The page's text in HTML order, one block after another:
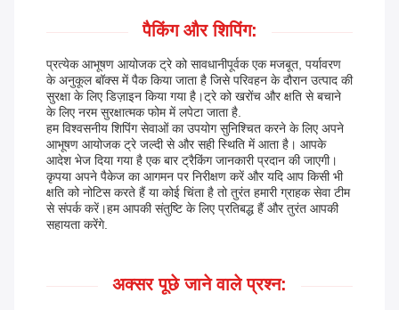
पैकिंग और शिपिंग:
प्रत्येक आभूषण आयोजक ट्रे को सावधानीपूर्वक एक मजबूत, पर्यावरण
के अनुकूल बॉक्स में पैक किया जाता है जिसे परिवहन के दौरान उत्पाद की
सुरक्षा के लिए डिज़ाइन किया गया है।ट्रे को खरोंच और क्षति से बचाने
के लिए नरम सुरक्षात्मक फोम में लपेटा जाता है.
हम विश्वसनीय शिपिंग सेवाओं का उपयोग सुनिश्चित करने के लिए अपने
आभूषण आयोजक ट्रे जल्दी से और सही स्थिति में आता है। आपके
आदेश भेज दिया गया है एक बार ट्रैकिंग जानकारी प्रदान की जाएगी।
कृपया अपने पैकेज का आगमन पर निरीक्षण करें और यदि आप किसी भी
क्षति को नोटिस करते हैं या कोई चिंता है तो तुरंत हमारी ग्राहक सेवा टीम
से संपर्क करें।हम आपकी संतुष्टि के लिए प्रतिबद्ध हैं और तुरंत आपकी
सहायता करेंगे.
अक्सर पूछे जाने वाले प्रश्न: